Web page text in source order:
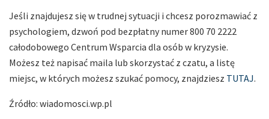
Jeśli znajdujesz się w trudnej sytuacji i chcesz porozmawiać z
psychologiem, dzwoń pod bezpłatny numer 800 70 2222
całodobowego Centrum Wsparcia dla osób w kryzysie.
Możesz też napisać maila lub skorzystać z czatu, a listę
miejsc, w których możesz szukać pomocy, znajdziesz TUTAJ.
Źródło: wiadomosci.wp.pl